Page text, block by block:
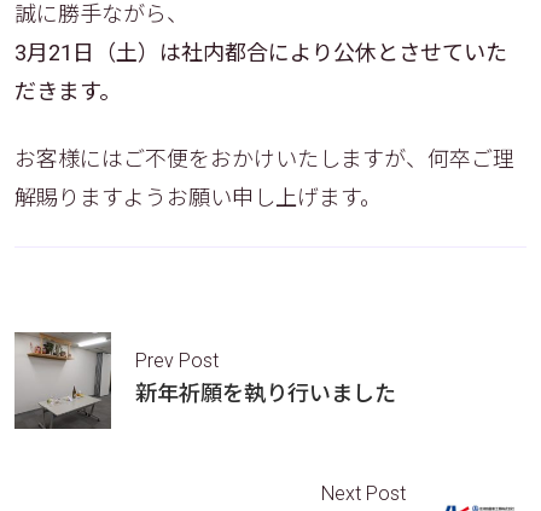
誠に勝手ながら、
3月21日（土）は社内都合により公休とさせていた
だきます。
お客様にはご不便をおかけいたしますが、何卒ご理
解賜りますようお願い申し上げます。
Prev Post
新年祈願を執り行いました
Next Post